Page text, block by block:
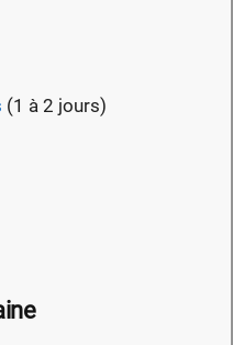
(1 à 2 jours)